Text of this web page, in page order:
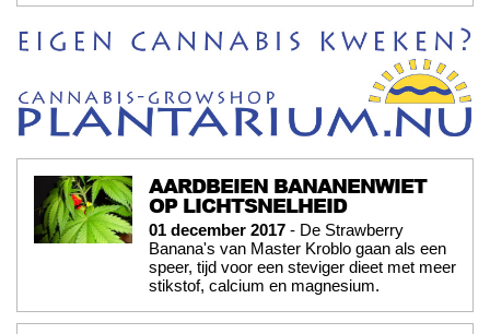
AARDBEIEN BANANENWIET
OP LICHTSNELHEID
01 december 2017 - De Strawberry
Banana's van Master Kroblo gaan als een
speer, tijd voor een steviger dieet met meer
stikstof, calcium en magnesium.